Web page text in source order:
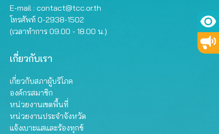
E-mail : contact@tcc.or.th
โทรศัพท์ 0-2938-1502
(เวลาทำการ 09.00 - 18.00 น.)
เกี่ยวกับเรา
เกี่ยวกับสภาผู้บริโภค
องค์กรสมาชิก
หน่วยงานเขตพื้นที่
หน่วยงานประจำจังหวัด
แจ้งเบาะแสและร้องทุกข์